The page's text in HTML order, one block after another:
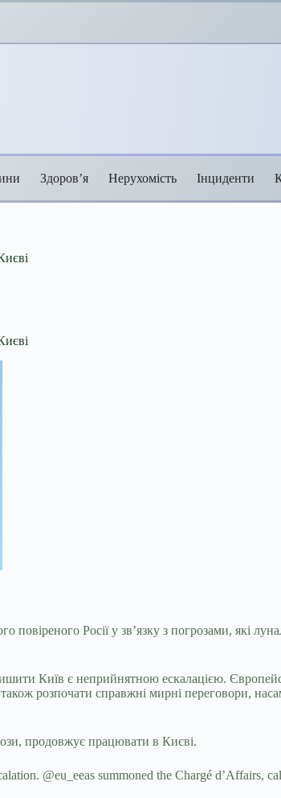
Здоров’я Нерухомість Інциденти
Росії у зв’язку з погрозами, які
Київ є неприйнятною ескалацією.
розпочати справжні мирні переговори,
продовжує працювати в Києві.
@eu_eeas summoned the Chargé